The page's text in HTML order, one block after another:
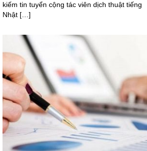
kiếm tin tuyển cộng tác viên dịch thuật tiếng
Nhật […]